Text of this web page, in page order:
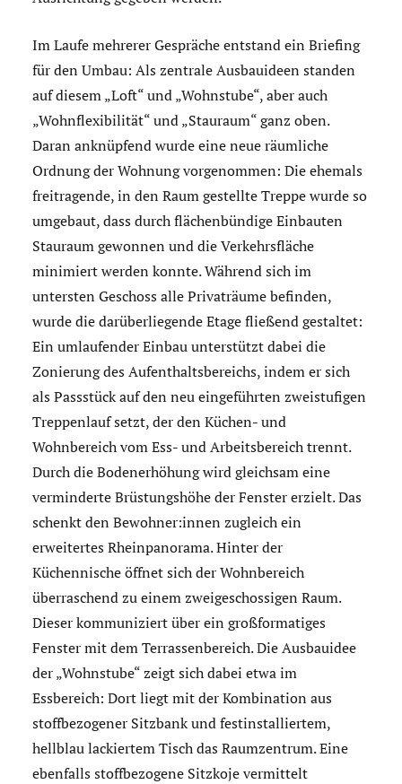
Im Laufe mehrerer Gespräche entstand ein Briefing
für den Umbau: Als zentrale Ausbauideen standen
auf diesem „Loft“ und „Wohnstube“, aber auch
„Wohnflexibilität“ und „Stauraum“ ganz oben.
Daran anknüpfend wurde eine neue räumliche
Ordnung der Wohnung vorgenommen: Die ehemals
freitragende, in den Raum gestellte Treppe wurde so
umgebaut, dass durch flächenbündige Einbauten
Stauraum gewonnen und die Verkehrsfläche
minimiert werden konnte. Während sich im
untersten Geschoss alle Privaträume befinden,
wurde die darüberliegende Etage fließend gestaltet:
Ein umlaufender Einbau unterstützt dabei die
Zonierung des Aufenthaltsbereichs, indem er sich
als Passstück auf den neu eingeführten zweistufigen
Treppenlauf setzt, der den Küchen- und
Wohnbereich vom Ess- und Arbeitsbereich trennt.
Durch die Bodenerhöhung wird gleichsam eine
verminderte Brüstungshöhe der Fenster erzielt. Das
schenkt den Bewohner:innen zugleich ein
erweitertes Rheinpanorama. Hinter der
Küchennische öffnet sich der Wohnbereich
überraschend zu einem zweigeschossigen Raum.
Dieser kommuniziert über ein großformatiges
Fenster mit dem Terrassenbereich. Die Ausbauidee
der „Wohnstube“ zeigt sich dabei etwa im
Essbereich: Dort liegt mit der Kombination aus
stoffbezogener Sitzbank und festinstalliertem,
hellblau lackiertem Tisch das Raumzentrum. Eine
ebenfalls stoffbezogene Sitzkoje vermittelt